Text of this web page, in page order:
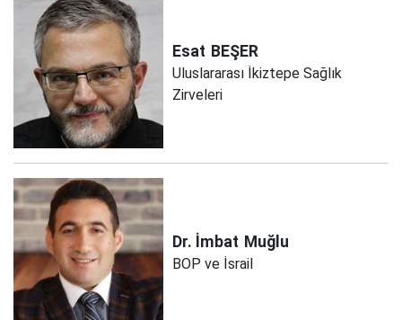
Esat BEŞER
Uluslararası İkiztepe Sağlık
Zirveleri
Dr. İmbat Muğlu
BOP ve İsrail